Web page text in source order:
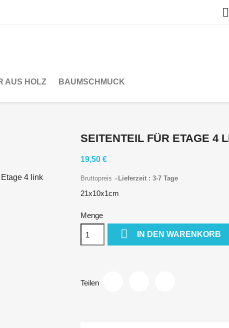

AUS HOLZ BAUMSCHMUCK
SEITENTEIL FÜR ETAGE 4
19,50 €
Bruttopreis Lieferzeit : 3-7 Tage
21x10x1cm
Menge
 IN DEN WARENKORB
Teilen